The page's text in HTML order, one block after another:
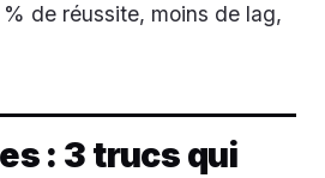
de réussite, moins de lag,
: 3 trucs qui